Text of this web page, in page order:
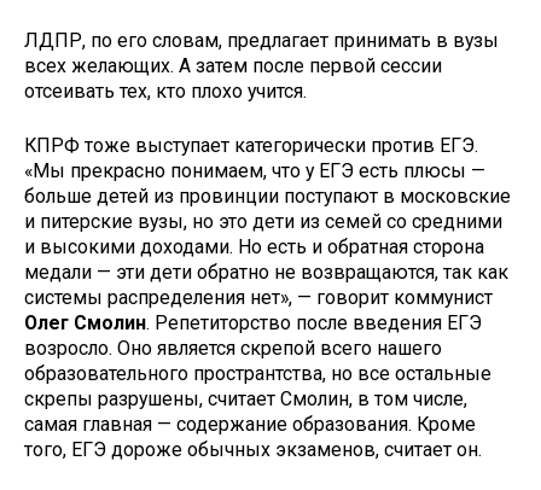
ЛДПР, по его словам, предлагает принимать в вузы
всех желающих. А затем после первой сессии
отсеивать тех, кто плохо учится.
КПРФ тоже выступает категорически против ЕГЭ.
«Мы прекрасно понимаем, что у ЕГЭ есть плюсы —
больше детей из провинции поступают в московские
и питерские вузы, но это дети из семей со средними
и высокими доходами. Но есть и обратная сторона
медали — эти дети обратно не возвращаются, так как
системы распределения нет», — говорит коммунист
Олег Смолин. Репетиторство после введения ЕГЭ
возросло. Оно является скрепой всего нашего
образовательного пространтства, но все остальные
скрепы разрушены, считает Смолин, в том числе,
самая главная — содержание образования. Кроме
того, ЕГЭ дороже обычных экзаменов, считает он.